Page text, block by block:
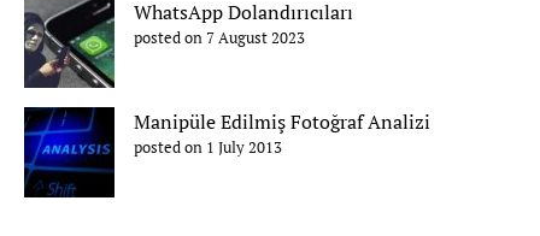
WhatsApp Dolandırıcıları
posted on 7 August 2023
Manipüle Edilmiş Fotoğraf Analizi
posted on 1 July 2013